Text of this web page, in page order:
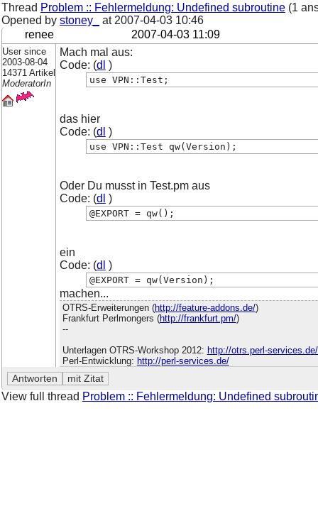
Thread Problem :: Fehlermeldung: Undefined subroutine (1
Opened by stoney_ at 2007-04-03 10:46
renee
2007-04-03 11:09
User since
2003-08-04
14371 Artikel
ModeratorIn
Mach mal aus:
Code: (dl )
use VPN::Test;
das hier
Code: (dl )
use VPN::Test qw(Version);
Oder Du musst in Test.pm aus
Code: (dl )
@EXPORT = qw();
ein
Code: (dl )
@EXPORT = qw(Version);
machen...
OTRS-Erweiterungen (http://feature-addons.de/)
Frankfurt Perlmongers (http://frankfurt.pm/)
--
Unterlagen OTRS-Workshop 2012: http://otrs.perl-
Perl-Entwicklung: http://perl-services.de/
View full thread Problem :: Fehlermeldung: Undefined